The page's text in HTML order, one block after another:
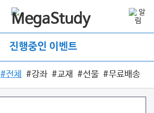
진행중인 이벤트
#전체 #강좌 #교재 #선물 #무료배송